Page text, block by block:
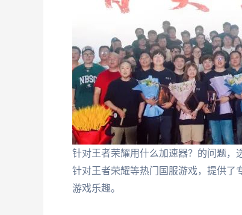
针对王者荣耀用什么加速器？的问题，
针对王者荣耀等热门国服游戏，提供了
游戏乐趣。